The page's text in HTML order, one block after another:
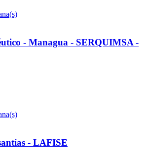
- Managua - SERQUIMSA -
- LAFISE